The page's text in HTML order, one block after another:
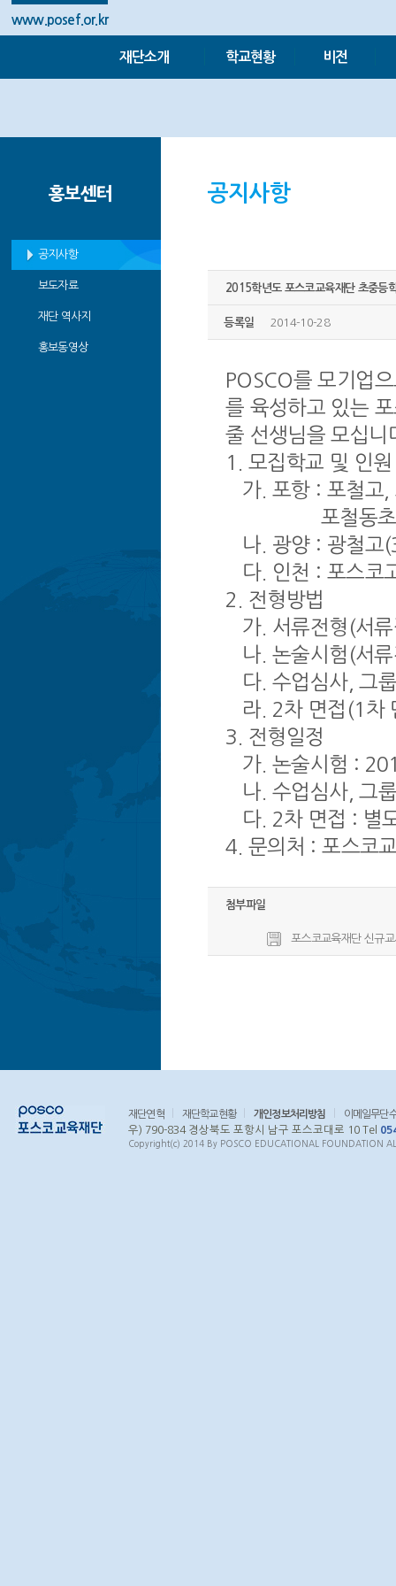
www.posef.or.kr
재단소개 학교현황 비전
홍보센터
공지사항
보도자료
재단 역사지
홍보동영상
공지사항
2015학년도 포스코교육재단 초중등
등록일 2014-10-28
POSCO를 모기업
를 육성하고 있는
줄 선생님을 모십니
1. 모집학교 및 인원
가. 포항 : 포철고,
포철동초, 포
나. 광양 : 광철고
다. 인천 : 포스코
2. 전형방법
가. 서류전형(서
나. 논술시험(서
다. 수업심사, 그
라. 2차 면접(1차
3. 전형일정
가. 논술시험 :
나. 수업심사, 그
다. 2차 면접 : 별
4. 문의처 : 포스코
첨부파일
포스코교육재단 신규
재단연혁 재단학교현황 개인정보처리방침 이메일무단
우) 790-834 경상북도 포항시 남구 포스코대로 10 Tel
Copyright(c) 2014 By POSCO EDUCATIONAL FOUNDATION